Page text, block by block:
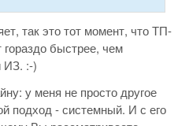
так это тот момент, что ТП-
быстрее, чем
ИЗ. :-)
у меня не просто другое
подход - системный. И с его